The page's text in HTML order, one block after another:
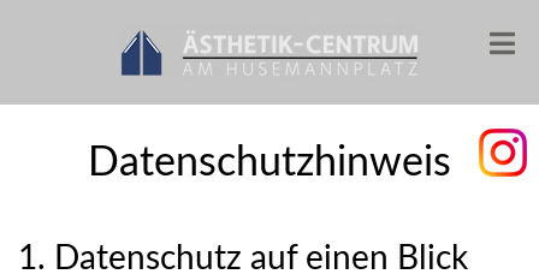
Datenschutzhinweis
1. Datenschutz auf einen Blick